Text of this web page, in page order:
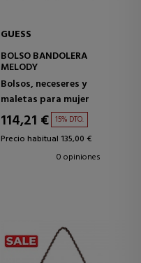
GUESS
BOLSO BANDOLERA
MELODY
Bolsos, neceseres y
maletas para mujer
114,21 € 15% DTO.
Precio habitual 135,00 €
0 opiniones